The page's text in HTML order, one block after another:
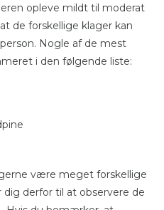
opleve mildt til moderat
de forskellige klager kan
Nogle af de mest
i den følgende liste:
være meget forskellige
derfor til at observere de